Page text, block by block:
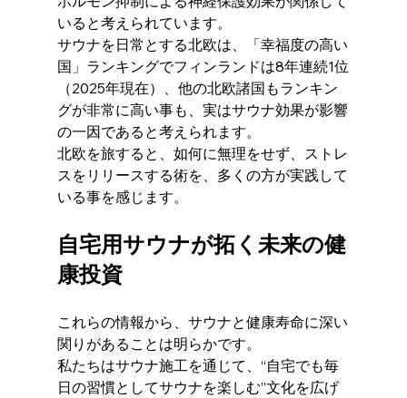
いると考えられています。
サウナを日常とする北欧は、「幸福度の高い
国」ランキングでフィンランドは8年連続1位
（2025年現在）、他の北欧諸国もランキン
グが非常に高い事も、実はサウナ効果が影響
の一因であると考えられます。
北欧を旅すると、如何に無理をせず、ストレ
スをリリースする術を、多くの方が実践して
いる事を感じます。
自宅用サウナが拓く未来の健
康投資
これらの情報から、サウナと健康寿命に深い
関りがあることは明らかです。
私たちはサウナ施工を通じて、“自宅でも毎
日の習慣としてサウナを楽しむ”文化を広げ